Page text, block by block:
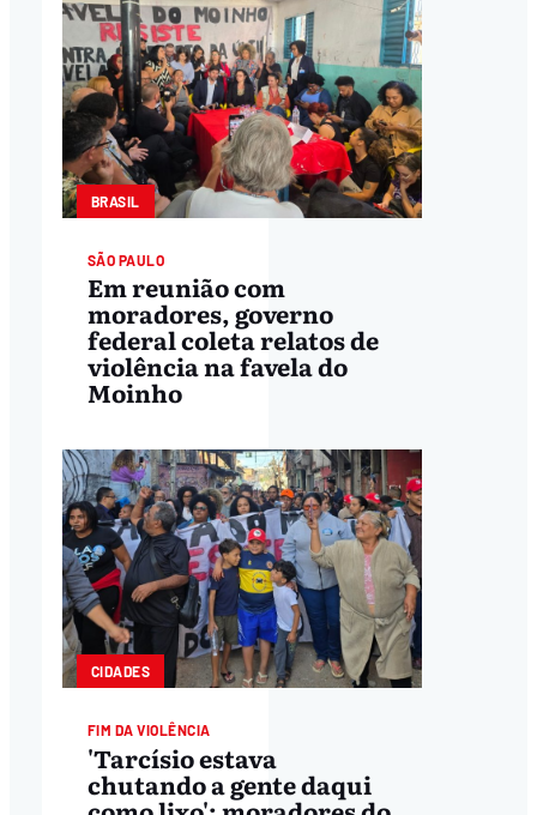
BRASIL
SÃO PAULO
Em reunião com
moradores, governo
federal coleta relatos de
violência na favela do
Moinho
CIDADES
FIM DA VIOLÊNCIA
'Tarcísio estava
chutando a gente daqui